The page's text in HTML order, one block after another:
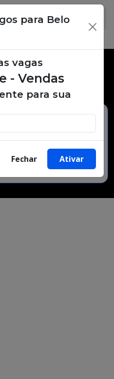
emprego,
de trabalho.
Vagas
para Belo
×
vagas
- Vendas
para sua
Fechar Ativar